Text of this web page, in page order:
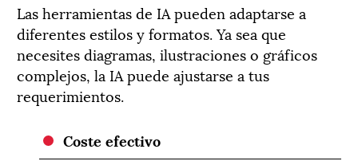
Las herramientas de IA pueden adaptarse a
diferentes estilos y formatos. Ya sea que
necesites diagramas, ilustraciones o gráficos
complejos, la IA puede ajustarse a tus
requerimientos.
Coste efectivo